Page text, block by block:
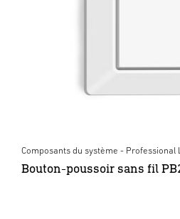
Composants du système - Professional
Bouton-poussoir sans fil